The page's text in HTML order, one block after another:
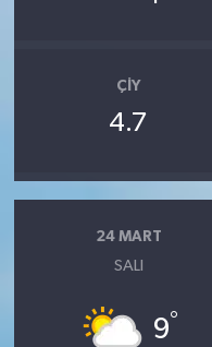
ÇIY
4.7
24 MART
SALI
9°